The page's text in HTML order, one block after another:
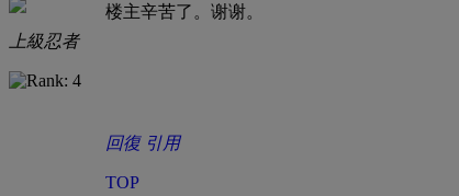
上級忍者
楼主辛苦了。谢谢。
回復 引用
TOP